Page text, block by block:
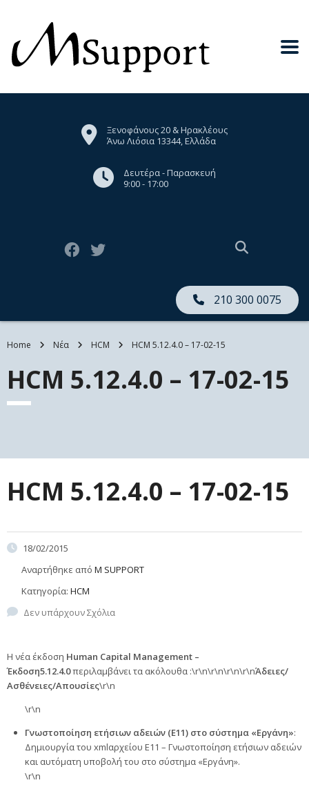
Ξενοφάνους 20 & Ηρακλέους
Άνω Λιόσια 13344, Ελλάδα
Δευτέρα - Παρασκευή
9:00 - 17:00
210 300 0075
Home Νέα HCM HCM 5.12.4.0 – 17-02-15
HCM 5.12.4.0 – 17-02-15
HCM 5.12.4.0 – 17-02-15
18/02/2015
Αναρτήθηκε από M SUPPORT
Κατηγορία: HCM
Δεν υπάρχουν Σχόλια
Η νέα έκδοση Human Capital Management –
Έκδοση5.12.4.0περιλαμβάνει τα ακόλουθα :\r\n\r\n\r\n\r\nΆδειες/
Ασθένειες/Απουσίες\r\n
\r\n
Γνωστοποίηση ετήσιων αδειών (Ε11) στο σύστημα «Εργάνη»:
Δημιουργία του xmlαρχείου Ε11 – Γνωστοποίηση ετήσιων αδειών
και αυτόματη υποβολή του στο σύστημα «Εργάνη».
\r\n